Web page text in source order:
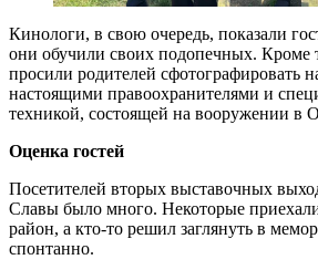
Кинологи, в свою очередь, показали
они обучили своих подопечных. Кроме
просили родителей сфотографировать
настоящими правоохранителями и
техникой, состоящей на вооружении
Оценка гостей
Посетителей вторых выставочных
Славы было много. Некоторые
район, а кто-то решил заглянуть в
спонтанно.